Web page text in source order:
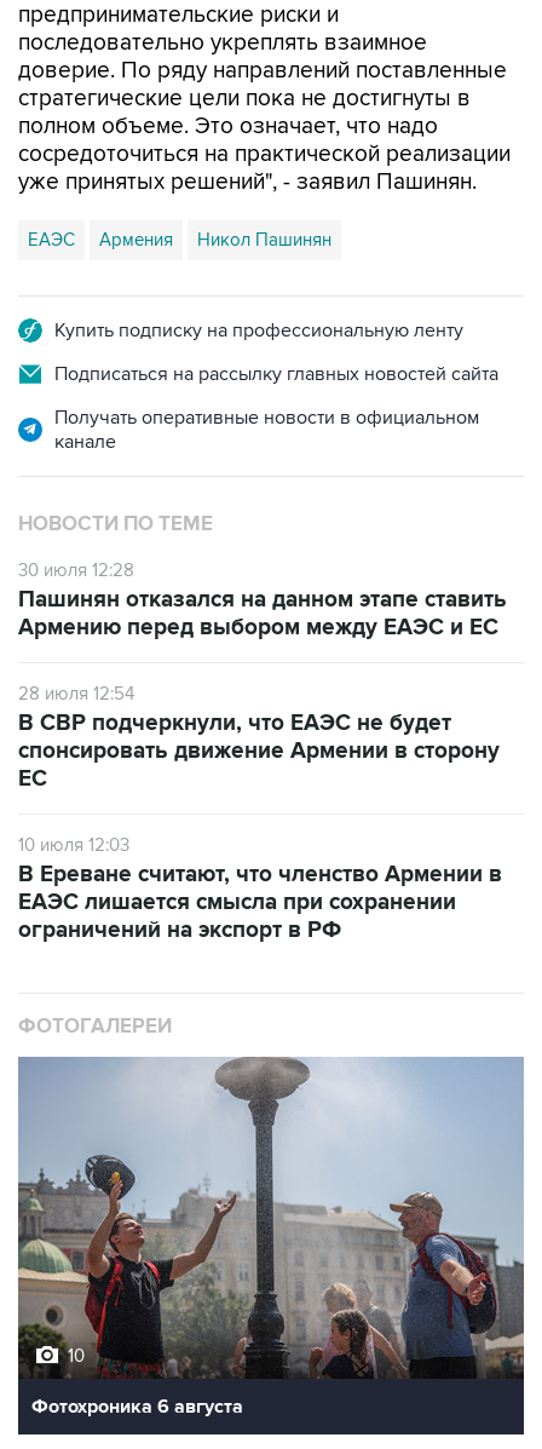
предпринимательские риски и
последовательно укреплять взаимное
доверие. По ряду направлений поставленные
стратегические цели пока не достигнуты в
полном объеме. Это означает, что надо
сосредоточиться на практической реализации
уже принятых решений", - заявил Пашинян.
ЕАЭС Армения Никол Пашинян
Купить подписку на профессиональную ленту
Подписаться на рассылку главных новостей сайта
Получать оперативные новости в официальном
канале
НОВОСТИ ПО ТЕМЕ
30 июля 12:28
Пашинян отказался на данном этапе ставить
Армению перед выбором между ЕАЭС и ЕС
28 июля 12:54
В СВР подчеркнули, что ЕАЭС не будет
спонсировать движение Армении в сторону
ЕС
10 июля 12:03
В Ереване считают, что членство Армении в
ЕАЭС лишается смысла при сохранении
ограничений на экспорт в РФ
ФОТОГАЛЕРЕИ
10
Фотохроника 6 августа